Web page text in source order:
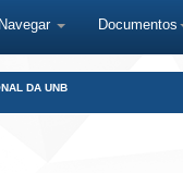
Navegar Documentos
DA UNB